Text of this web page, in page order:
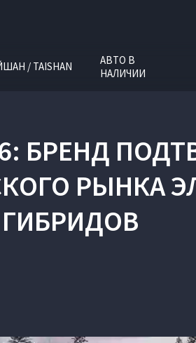
/ TAISHAN
АВТО В
НАЛИЧИИ
БРЕНД
РЫНКА
ГИБРИДОВ